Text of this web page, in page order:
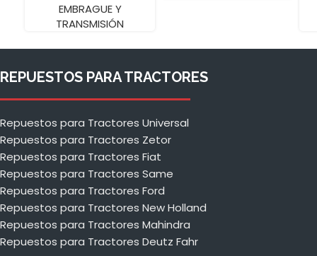
EMBRAGUE Y
TRANSMISIÓN
REPUESTOS PARA TRACTORES
Repuestos para Tractores Universal
Repuestos para Tractores Zetor
Repuestos para Tractores Fiat
Repuestos para Tractores Same
Repuestos para Tractores Ford
Repuestos para Tractores New Holland
Repuestos para Tractores Mahindra
Repuestos para Tractores Deutz Fahr